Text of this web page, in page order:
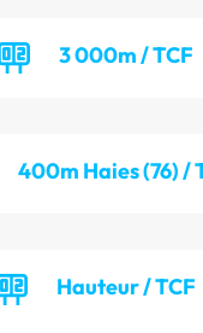
3 000m / TCF
400m Haies (76) /
Hauteur / TCF